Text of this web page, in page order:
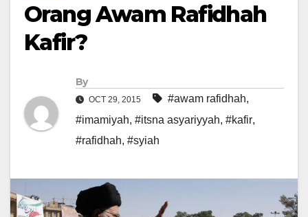
Orang Awam Rafidhah
Kafir?
By
OCT 29, 2015 #awam rafidhah,
#imamiyah, #itsna asyariyyah, #kafir,
#rafidhah, #syiah